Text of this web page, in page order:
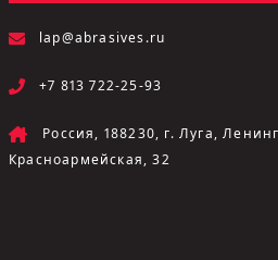
lap@abrasives.ru
+7 813 722-25-93
Россия, 188230, г. Луга,
Красноармейская, 32